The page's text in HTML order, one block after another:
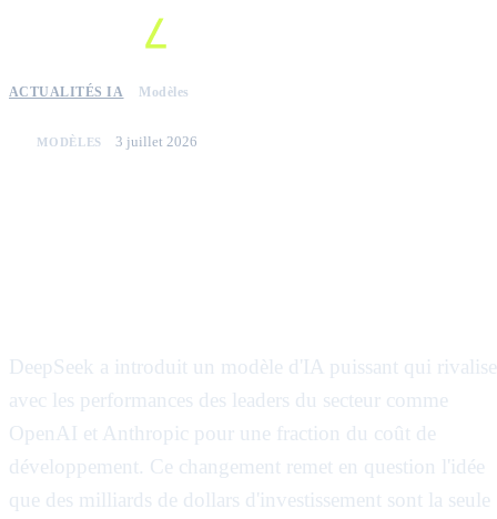
ACTUALITÉS IA Modèles
MODÈLES 3 juillet 2026
DeepSeek a introduit un modèle d'IA puissant qui rivalise
avec les performances des leaders du secteur comme
OpenAI et Anthropic pour une fraction du coût de
développement. Ce changement remet en question l'idée
que des milliards de dollars d'investissement sont la seule